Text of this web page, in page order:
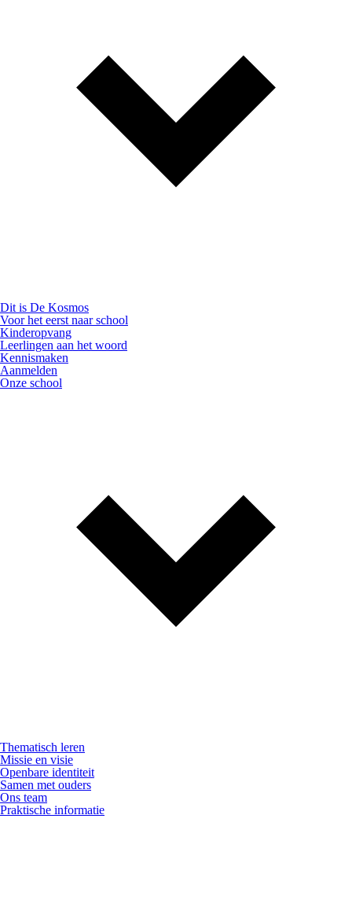
Dit is De Kosmos
Voor het eerst naar school
Kinderopvang
Leerlingen aan het woord
Kennismaken
Aanmelden
Onze school
Thematisch leren
Missie en visie
Openbare identiteit
Samen met ouders
Ons team
Praktische informatie